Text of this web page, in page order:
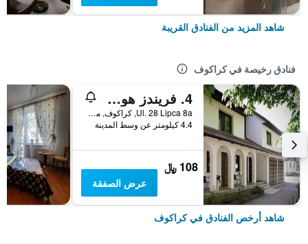
شاهد المزيد من الفنادق القريبة
فنادق رخيصة في كراكوف
4. فريندز هوستل
Ul. 28 Lipca 8a, كراكوف, مقاطعة بولندا الصغرى, بولندا
4.4 كيلومتر عن وسط المدينة
108 ﷼
عرض الصفقة
شاهد أرخص الفنادق في كراكوف